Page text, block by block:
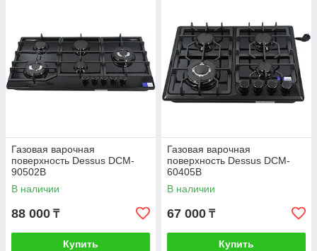
Газовая варочная
поверхность Dessus DCM-
90502B
В наличии
88 000 ₸
Купить
Газовая варочная
поверхность Dessus DCM-
60405B
В наличии
67 000 ₸
Купить